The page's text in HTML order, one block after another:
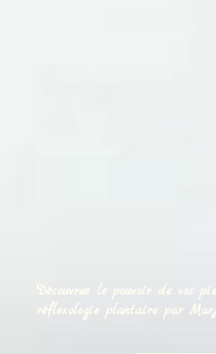
Découvrez le pouvoir de vos
réflexologie plantaire par